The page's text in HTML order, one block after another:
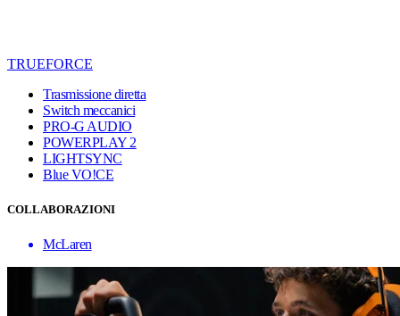
TRUEFORCE
Trasmissione diretta
Switch meccanici
PRO-G AUDIO
POWERPLAY 2
LIGHTSYNC
Blue VO!CE
COLLABORAZIONI
McLaren